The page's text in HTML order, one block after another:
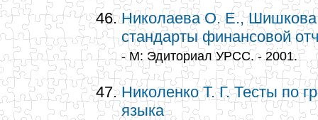
Николаева О. Е.,
стандарты финансовой
- М: Эдиториал УРСС. - 2001.
Николенко Т. Г. Тесты по
языка